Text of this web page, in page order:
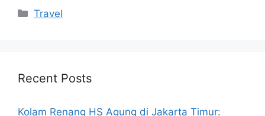
Categories
Travel
Recent Posts
Kolam Renang HS Agung di Jakarta Timur: